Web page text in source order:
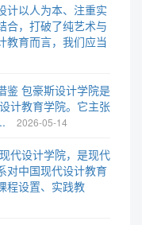
计以人为本、注重实
合，打破了纯艺术与
教育而言，我们应当
鉴 包豪斯设计学院是
计教育学院。它主张
2026-05-14
代设计学院，是现代
对中国现代设计教育
程设置、实践教